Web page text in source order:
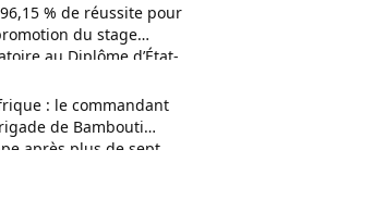
96,15 % de réussite pour
du stage
au Diplôme d’État-
: le commandant
de Bambouti
après plus de sept